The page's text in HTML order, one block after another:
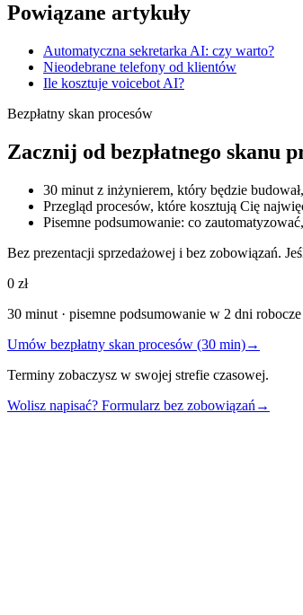
Powiązane artykuły
Automatyczna sekretarka AI: czy warto?
Nieodebrane telefony od klientów
Ile kosztuje voicebot AI?
Bezpłatny skan procesów
Zacznij od bezpłatnego skanu
30 minut z inżynierem, który będzie
Przegląd procesów, które kosztują Cię
Pisemne podsumowanie: co
Bez prezentacji sprzedażowej i bez zobowiązań.
0 zł
30 minut · pisemne podsumowanie w 2 dni robocze
Umów bezpłatny skan procesów (30 min)→
Terminy zobaczysz w swojej strefie czasowej.
Wolisz napisać? Formularz bez zobowiązań →